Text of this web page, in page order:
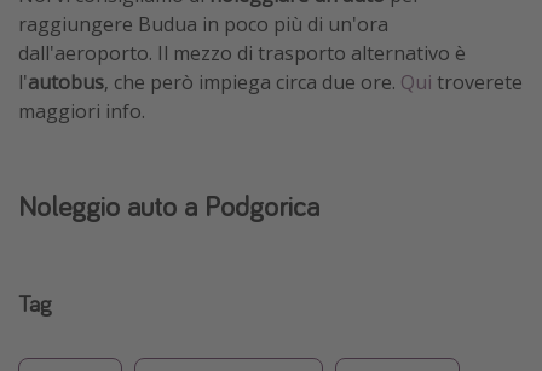
raggiungere Budua in poco più di un'ora
dall'aeroporto. Il mezzo di trasporto alternativo è
l'autobus, che però impiega circa due ore. Qui troverete
maggiori info.
Noleggio auto a Podgorica
Tag